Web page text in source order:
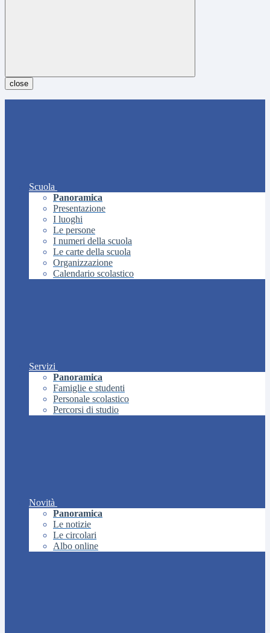
close
Scuola
Panoramica
Presentazione
I luoghi
Le persone
I numeri della scuola
Le carte della scuola
Organizzazione
Calendario scolastico
Servizi
Panoramica
Famiglie e studenti
Personale scolastico
Percorsi di studio
Novità
Panoramica
Le notizie
Le circolari
Albo online